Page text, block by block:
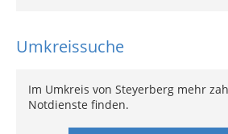
Umkreissuche
Im Umkreis von Steyerberg mehr
Notdienste finden.